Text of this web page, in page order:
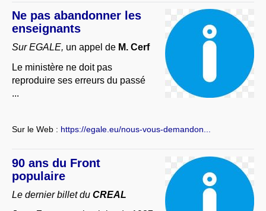
Ne pas abandonner les
enseignants
Sur EGALE, un appel de M. Cerf
Le ministère ne doit pas
reproduire ses erreurs du passé
...
Sur le Web : https://egale.eu/nous-vous-demandon...
90 ans du Front
populaire
Le dernier billet du CREAL